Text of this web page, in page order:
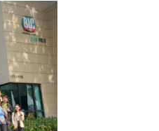
กกว่า